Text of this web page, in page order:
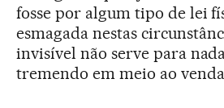
fosse por algum tipo de lei
esmagada nestas
invisível não serve para
tremendo em meio ao